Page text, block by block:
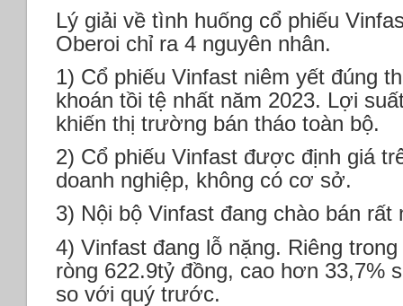
Lý giải về tình huống cổ phiếu
Oberoi chỉ ra 4 nguyên nhân.
1) Cổ phiếu Vinfast niêm yết đúng
khoán tồi tệ nhất năm 2023. Lợi
khiến thị trường bán tháo toàn bộ.
2) Cổ phiếu Vinfast được định giá
doanh nghiệp, không có cơ sở.
3) Nội bộ Vinfast đang chào bán rất
4) Vinfast đang lỗ nặng. Riêng
ròng 622.9tỷ đồng, cao hơn 33,7%
so với quý trước.